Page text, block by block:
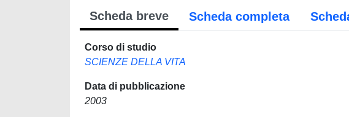
Scheda breve Scheda completa
Corso di studio
SCIENZE DELLA VITA
Data di pubblicazione
2003